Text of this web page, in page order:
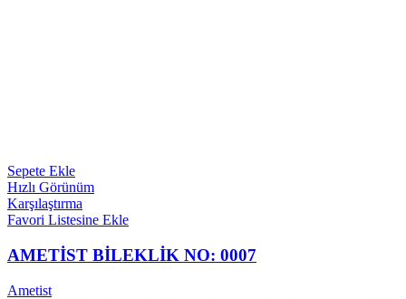
Sepete Ekle
Hızlı Görünüm
Karşılaştırma
Favori Listesine Ekle
AMETİST BİLEKLİK NO: 0007
Ametist